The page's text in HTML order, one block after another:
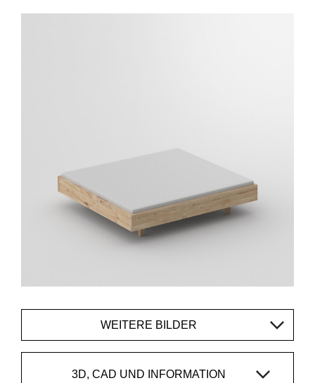
WEITERE BILDER
3D, CAD UND INFORMATION